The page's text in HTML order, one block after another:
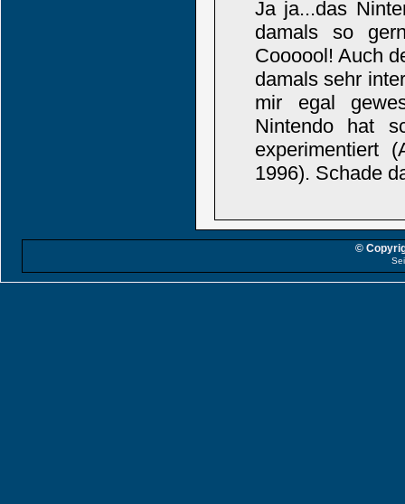
Ja ja...das
damals so
Coooool! Auch
damals sehr
mir egal
Nintendo hat
experimentiert
1996). Schade
©